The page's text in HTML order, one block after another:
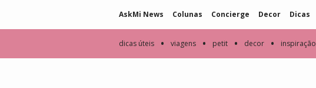
AskMi News Colunas Concierge Decor Dicas
dicas úteis • viagens • petit • decor • inspiração